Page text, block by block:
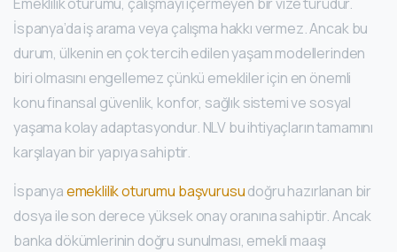
İspanya’da iş arama veya çalışma hakkı vermez. Ancak bu
durum, ülkenin en çok tercih edilen yaşam modellerinden
biri olmasını engellemez çünkü emekliler için en önemli
konu finansal güvenlik, konfor, sağlık sistemi ve sosyal
yaşama kolay adaptasyondur. NLV bu ihtiyaçların tamamını
karşılayan bir yapıya sahiptir.
İspanyaemeklilik oturumu başvurusudoğru hazırlanan bir
dosya ile son derece yüksek onay oranına sahiptir. Ancak
banka dökümlerinin doğru sunulması, emekli maaşı